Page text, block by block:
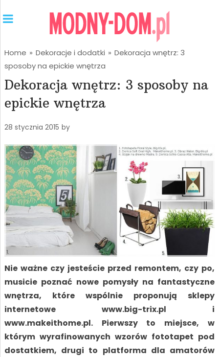
Home » Dekoracje i dodatki » Dekoracja wnętrz: 3
sposoby na epickie wnętrza
Dekoracja wnętrz: 3 sposoby na
epickie wnętrza
28 stycznia 2015 by
Nie ważne czy jesteście przed remontem, czy po,
musicie poznać nowe pomysły na fantastyczne
wnętrza, które wspólnie proponują sklepy
internetowe www.big-trix.pl i
www.makeithome.pl. Pierwszy to miejsce, w
którym wyrafinowanych wzorów fototapet pod
dostatkiem, drugi to platforma dla amatorów